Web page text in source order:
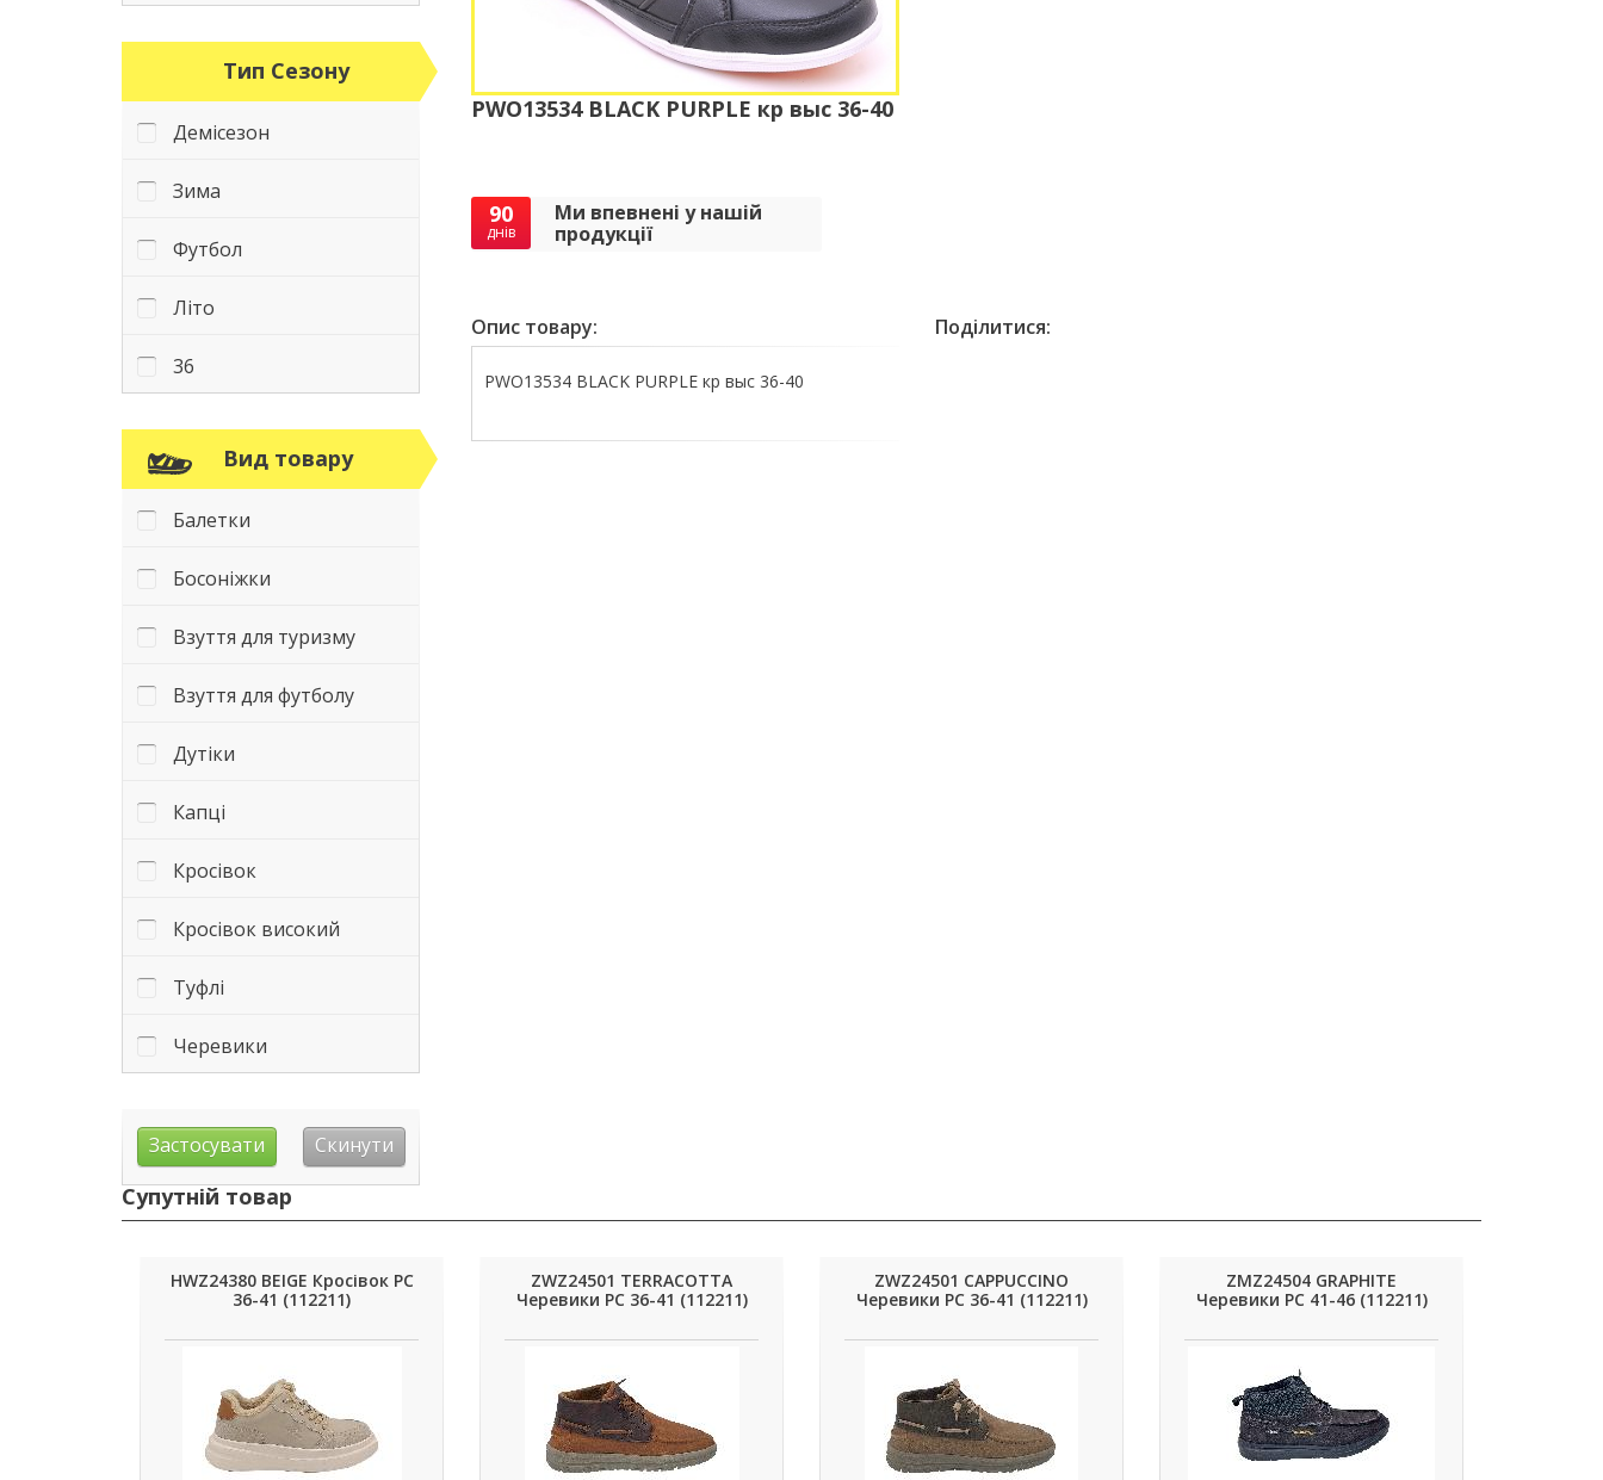
Тип Сезону
Демісезон
Зима
Футбол
Літо
36
Вид товару
Балетки
Босоніжки
Взуття для туризму
Взуття для футболу
Дутіки
Капці
Кросівок
Кросівок високий
Туфлі
Черевики
PWO13534 BLACK PURPLE кр выс 36-40
90
днів
Ми впевнені у нашій
продукції
Опис товару:
PWO13534 BLACK PURPLE кр выс 36-40
Поділитися:
Супутній товар
HWZ24380 BEIGE Кросівок РС
36-41 (112211)
ZWZ24501 TERRACOTTA
Черевики РС 36-41 (112211)
ZWZ24501 CAPPUCCINO
Черевики РС 36-41 (112211)
ZMZ24504 GRAPHITE
Черевики РС 41-46 (112211)